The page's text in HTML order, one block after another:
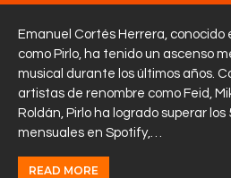
Emanuel Cortés Herrera, conocido
como Pirlo, ha tenido un ascenso
musical durante los últimos años.
artistas de renombre como Feid,
Roldán, Pirlo ha logrado superar
mensuales en Spotify,…
READ MORE